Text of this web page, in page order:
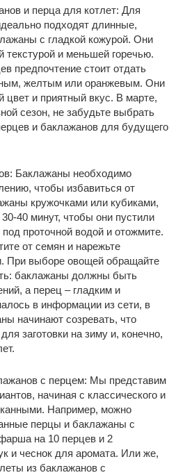
и перца для котлет: Для
подходят длинные,
с гладкой кожурой. Они
и меньшей горечью.
предпочтение стоит отдать
желтым или оранжевым. Они
цвет и приятный вкус. В марте,
сезон, не забудьте выбрать
и баклажанов для будущего
Баклажаны необходимо
чтобы избавиться от
кружочками или кубиками,
40 минут, чтобы они пустили
проточной водой и отожмите.
от семян и нарежьте
При выборе овощей обращайте
баклажаны должны быть
а перец – гладким и
в информации из сети, в
начинают созревать, что
заготовки на зиму и, конечно,
с перцем: Мы представим
начиная с классического и
Например, можно
перцы и баклажаны с
на 10 перцев и 2
и чеснок для аромата. Или же,
из баклажанов с